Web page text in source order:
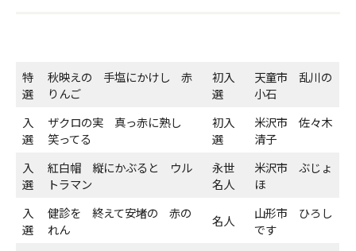
ＹＢＣオンデマンド
特
選
秋映えの 手塩にかけし 赤
りんご
初入
選
天童市 乱川の
小石
入
選
ザクロの実 真っ赤に熟し
笑ってる
初入
選
米沢市 佐々木
清子
入
選
紅白帽 縦にかぶると ウル
トラマン
永世
名人
米沢市 ぶじょ
ほ
入
選
健診を 終えて安堵の 赤の
れん
名人
山形市 ひろし
です